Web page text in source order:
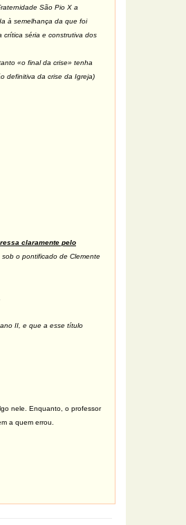
São Pio X a
à semelhança da que foi
crítica séria e construtiva dos
«o final da crise» tenha
definitiva da crise da Igreja)
claramente pelo
o pontificado de Clemente
II, e que a esse título
nele. Enquanto, o professor
a quem errou.